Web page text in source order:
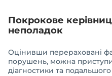
Покрокове
неполадок
Оцінивши перераховані
порушень, можна
діагностики та